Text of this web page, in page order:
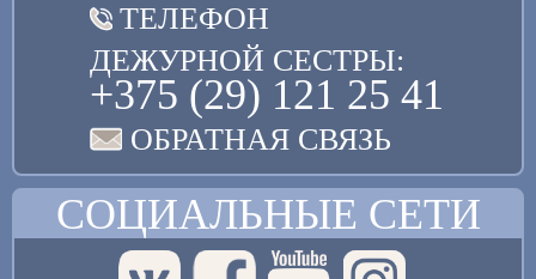
ТЕЛЕФОН
ДЕЖУРНОЙ СЕСТРЫ:
+375 (29) 121 25 41
ОБРАТНАЯ СВЯЗЬ
СОЦИАЛЬНЫЕ СЕТИ